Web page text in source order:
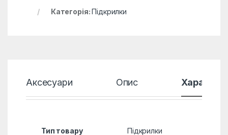
Категорія:Підкрилки
Аксесуари Опис
Тип товару Підкрилки